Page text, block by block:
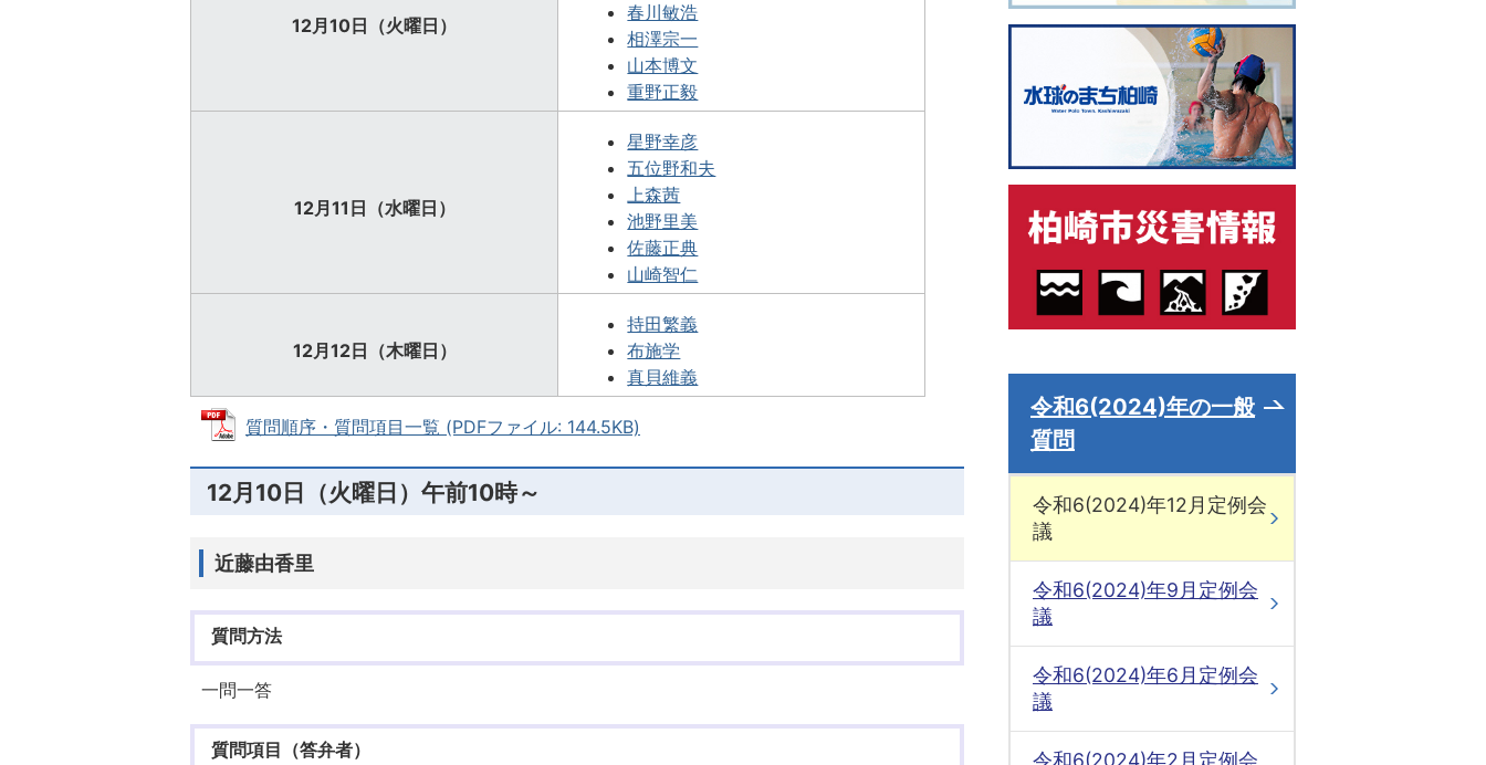
12月10日（火曜日）
春川敏浩
相澤宗一
山本博文
重野正毅
12月11日（水曜日）
星野幸彦
五位野和夫
上森茜
池野里美
佐藤正典
山崎智仁
12月12日（木曜日）
持田繁義
布施学
真貝維義
質問順序・質問項目一覧 (PDFファイル: 144.5KB)
12月10日（火曜日）午前10時～
近藤由香里
質問方法
一問一答
質問項目（答弁者）
令和6(2024)年の一般
質問
令和6(2024)年12月定例会
議
令和6(2024)年9月定例会
議
令和6(2024)年6月定例会
議